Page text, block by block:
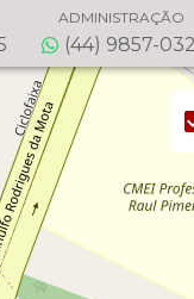
ADMINISTRAÇÃO
(44) 9857-